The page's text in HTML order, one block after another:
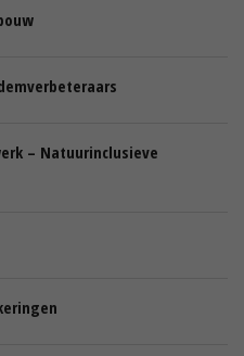
– Natuurinclusieve